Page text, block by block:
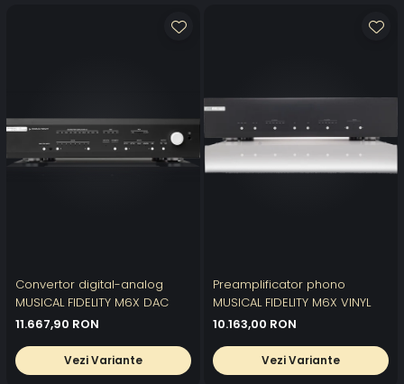
Convertor digital-analog
MUSICAL FIDELITY M6X DAC
11.667,90 RON
Vezi Variante
Preamplificator phono
MUSICAL FIDELITY M6X VINYL
10.163,00 RON
Vezi Variante